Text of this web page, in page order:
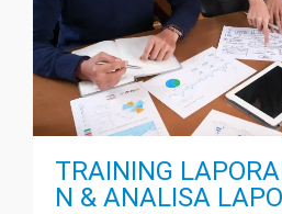
TRAINING
N & ANALISA